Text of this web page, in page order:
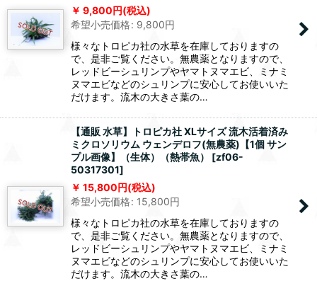
9,800円(税込)
希望小売価格: 9,800円
様々なトロピカ社の水草を在庫しておりますの
で、是非ご覧ください。無農薬となりますので、
レッドビーシュリンプやヤマトヌマエビ、ミナミ
ヌマエビなどのシュリンプに安心してお使いいた
だけます。流木の大きさ葉の…
【通販 水草】トロピカ社 XLサイズ 流木活着済み
ミクロソリウム ウェンデロフ(無農薬)【1個 サン
プル画像】（生体）（熱帯魚）
[zf06-
50317301]
15,800円(税込)
希望小売価格: 15,800円
様々なトロピカ社の水草を在庫しておりますの
で、是非ご覧ください。無農薬となりますので、
レッドビーシュリンプやヤマトヌマエビ、ミナミ
ヌマエビなどのシュリンプに安心してお使いいた
だけます。流木の大きさ葉の…